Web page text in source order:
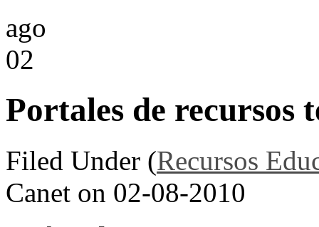
ago
02
Portales de recursos
Filed Under (Recursos
Canet on 02-08-2010